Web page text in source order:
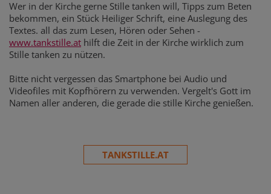
Wer in der Kirche gerne Stille tanken will, Tipps zum Beten
bekommen, ein Stück Heiliger Schrift, eine Auslegung des
Textes. all das zum Lesen, Hören oder Sehen -
www.tankstille.at hilft die Zeit in der Kirche wirklich zum
Stille tanken zu nützen.
Bitte nicht vergessen das Smartphone bei Audio und
Videofiles mit Kopfhörern zu verwenden. Vergelt's Gott im
Namen aller anderen, die gerade die stille Kirche genießen.
TANKSTILLE.AT